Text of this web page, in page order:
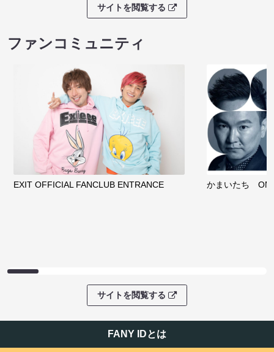
サイトを閲覧する
ファンコミュニティ
EXIT OFFICIAL FANCLUB ENTRANCE かまいたち
サイトを閲覧する
FANY IDとは